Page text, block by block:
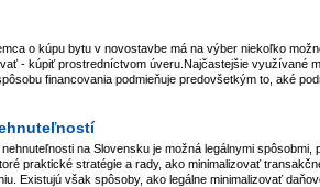
o kúpu bytu v novostavbe má na výber niekoľko
- kúpiť prostredníctvom úveru.Najčastejšie využívané
financovania podmieňuje predovšetkým to, aké
na Slovensku je možná legálnymi
praktické stratégie a rady, ako minimalizovať
Existujú však spôsoby, ako legálne minimalizovať